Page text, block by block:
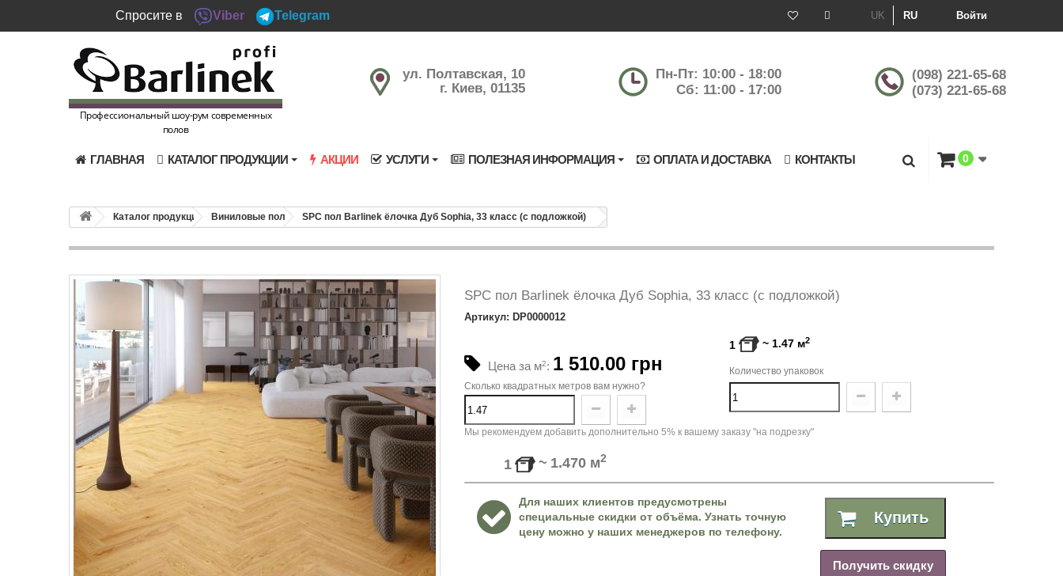
Спросите в Viber Telegram Войти
UK RU
Профессиональный шоу-рум современных
полов
ул. Полтавская, 10
г. Киев, 01135
Пн-Пт: 10:00 - 18:00
Сб: 11:00 - 17:00
(098) 221-65-68
(073) 221-65-68
ГЛАВНАЯ КАТАЛОГ ПРОДУКЦИИ АКЦИИ УСЛУГИ ПОЛЕЗНАЯ ИНФОРМАЦИЯ ОПЛАТА И ДОСТАВКА КОНТАКТЫ 0
Каталог продукции Виниловые полы SPC пол Barlinek ёлочка Дуб Sophia, 33 класс (с подложкой)
SPC пол Barlinek ёлочка Дуб Sophia, 33 класс (с подложкой)
Артикул: DP0000012
Цена за м2: 1 510.00 грн
1 ~ 1.47 м2
Количество упаковок
Сколько квадратных метров вам нужно?
Мы рекомендуем добавить дополнительно 5% к вашему заказу "на подрезку"
1 ~ 1.470 м2
Для наших клиентов предусмотрены
специальные скидки от объёма. Узнать точную
цену можно у наших менеджеров по телефону.
Купить
Получить скидку